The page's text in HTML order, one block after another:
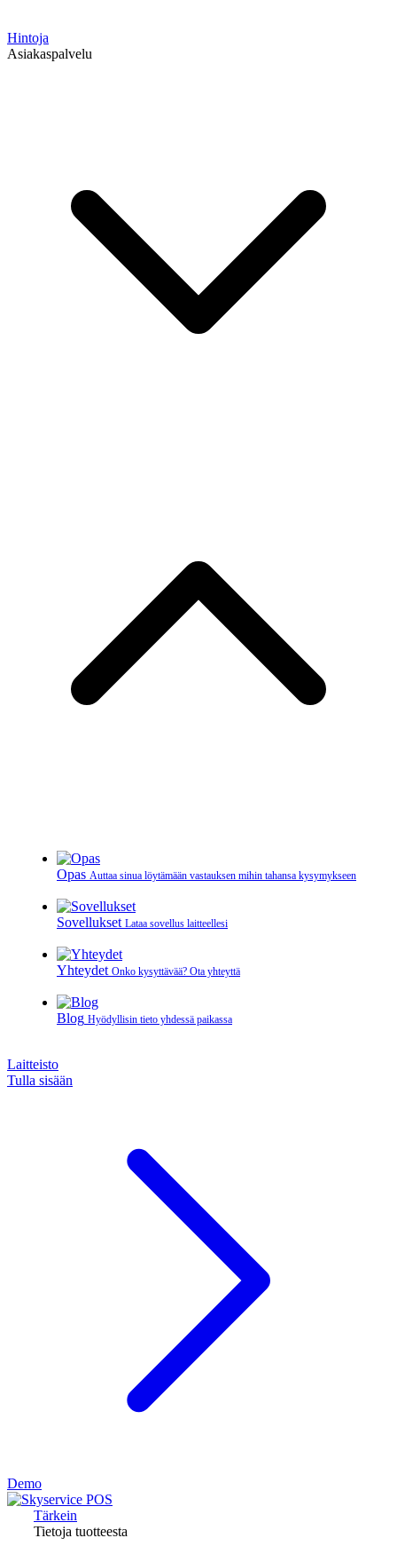
Hintoja
Asiakaspalvelu
Opas Auttaa sinua löytämään vastauksen mihin tahansa kysymykseen
Sovellukset Lataa sovellus laitteellesi
Yhteydet Onko kysyttävää? Ota yhteyttä
Blog Hyödyllisin tieto yhdessä paikassa
Laitteisto
Tulla sisään
Demo
Tärkein
Tietoja tuotteesta